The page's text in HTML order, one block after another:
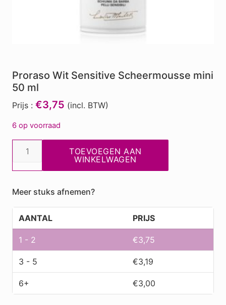
Proraso Wit Sensitive Scheermousse mini
50 ml
Prijs : €3,75 (incl. BTW)
6 op voorraad
Proraso
Sensitive
Scheermousse
aantal
TOEVOEGEN AAN
WINKELWAGEN
Meer stuks afnemen?
AANTAL PRIJS
1 - 2 €3,75
3 - 5 €3,19
6+ €3,00